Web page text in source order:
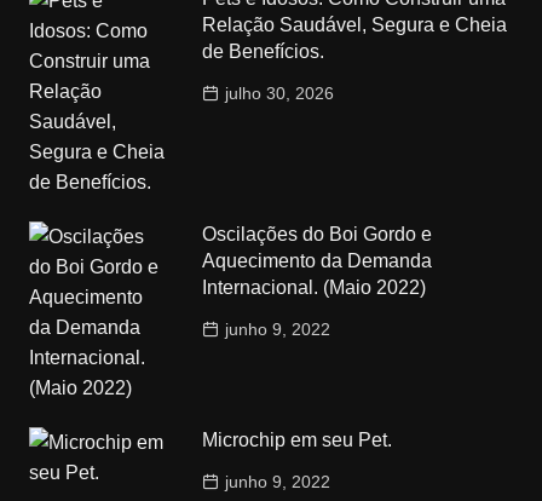
Relação Saudável, Segura e Cheia
de Benefícios.
julho 30, 2026
Oscilações do Boi Gordo e
Aquecimento da Demanda
Internacional. (Maio 2022)
junho 9, 2022
Microchip em seu Pet.
junho 9, 2022